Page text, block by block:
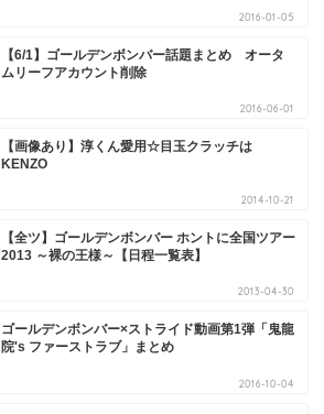
2016-01-05
【6/1】ゴールデンボンバー話題まとめ オータ
ムリーフアカウント削除
2016-06-01
【画像あり】淳くん愛用☆目玉クラッチは
KENZO
2014-10-21
【全ツ】ゴールデンボンバー ホントに全国ツアー
2013 ～裸の王様～【日程一覧表】
2013-04-30
ゴールデンボンバー×ストライド動画第1弾「鬼龍
院's ファーストラブ」まとめ
2016-10-04